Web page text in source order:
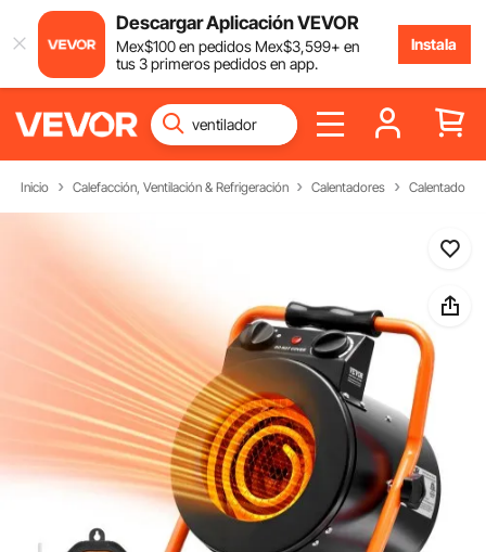
Descargar Aplicación VEVOR
Mex$100en pedidos Mex$3,599+ en
tus 3 primeros pedidos en app.
Instala
Inicio Calefacción, Ventilación & Refrigeración Calentadores Calentadores